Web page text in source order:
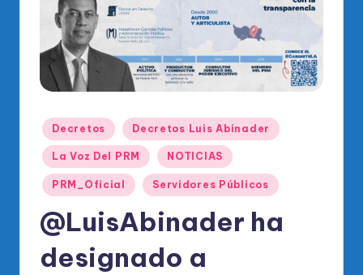
o
ci
al
Publicado
en
Decretos Decretos Luis Abinader
La Voz Del PRM NOTICIAS
PRM_Oficial Servidores Públicos
@LuisAbinader ha
designado a